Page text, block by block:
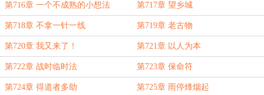
第716章 一个不成熟的小想法 第717章 望乡城
第718章 不拿一针一线 第719章 老古物
第720章 我又来了！ 第721章 以人为本
第722章 战时临时法 第723章 保命符
第724章 得道者多助 第725章 雨停烽烟起